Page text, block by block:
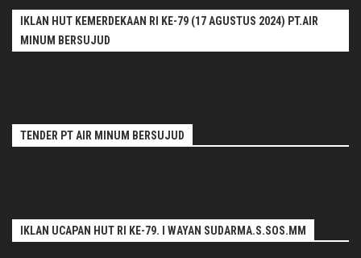
IKLAN HUT KEMERDEKAAN RI KE-79 (17 AGUSTUS 2024) PT.AIR
MINUM BERSUJUD
TENDER PT AIR MINUM BERSUJUD
IKLAN UCAPAN HUT RI KE-79. I WAYAN SUDARMA.S.SOS.MM